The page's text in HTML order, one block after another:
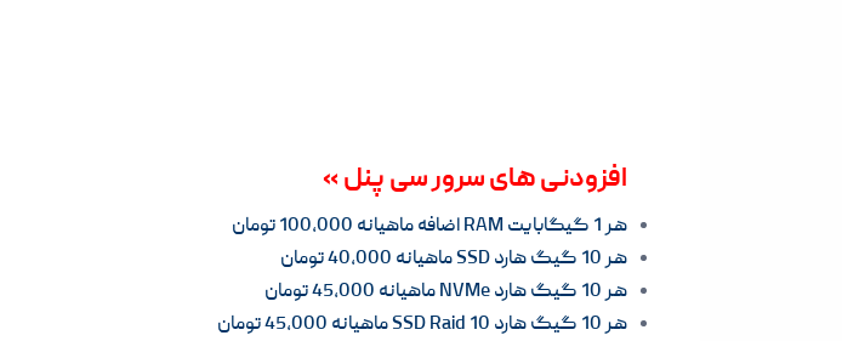
افزودنی های سرور سی پنل »
هر 1 گیگابایت RAM اضافه ماهیانه 100,000 تومان
هر 10 گیگ هارد SSD ماهیانه 40,000 تومان
هر 10 گیگ هارد NVMe ماهیانه 45,000 تومان
هر 10 گیگ هارد SSD Raid 10 ماهیانه 45,000 تومان